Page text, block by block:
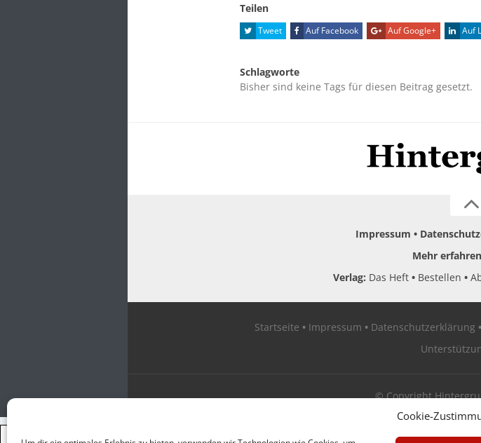
Cookie-
Teilen
Tweet Auf Facebook Auf Google+ Auf
Schlagworte
Bisher sind keine Tags für diesen Beitrag gesetzt.
Impressum
Mehr
Verlag: Das Heft Bestellen
Startseite Impressum Datenschutzerklärung
© Copyright
Zum Newsletter jetzt
×